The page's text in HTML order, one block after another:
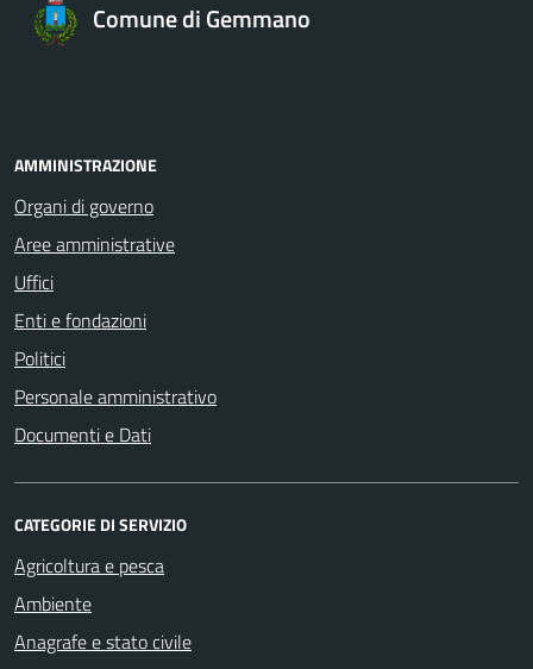
Comune di Gemmano
AMMINISTRAZIONE
Organi di governo
Aree amministrative
Uffici
Enti e fondazioni
Politici
Personale amministrativo
Documenti e Dati
CATEGORIE DI SERVIZIO
Agricoltura e pesca
Ambiente
Anagrafe e stato civile